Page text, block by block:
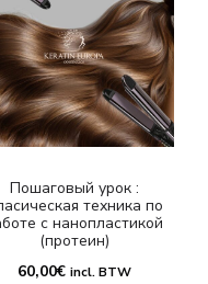
Пошаговый урок :
техника по
с нанопластикой
(протеин)
60,00€ incl. BTW